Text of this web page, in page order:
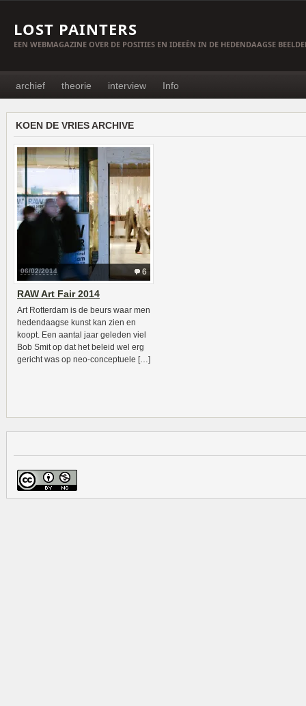
LOST PAINTERS
EEN WEBMAGAZINE OVER DE POSITIES EN IDEEËN IN DE HEDENDAAGSE
archief theorie interview Info
KOEN DE VRIES ARCHIVE
6
06/02/2014
RAW Art Fair 2014
Art Rotterdam is de beurs waar men
hedendaagse kunst kan zien en
koopt. Een aantal jaar geleden viel
Bob Smit op dat het beleid wel erg
gericht was op neo-conceptuele […]